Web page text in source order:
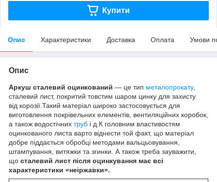
Купити
Опис Характеристики Доставка Оплата Умови
Опис
Аркуш сталевий оцинкований — це тип металопрокату,
сталевий лист, покритий товстим шаром цинку для захисту
від корозії.Такий матеріал широко застосовується для
виготовлення покрівельних елементів, вентиляційних коробок,
а також водостічних труб і д.К головним властивостям
оцинкованого листа варто віднести той факт, що матеріал
добре піддається обробці методами вальцьовування,
штампування, витяжки та згинки. А також треба зауважити,
що сталевий лист після оцинкування має всі
характеристики «неіржавки».